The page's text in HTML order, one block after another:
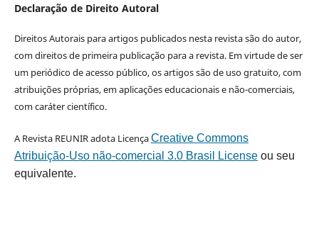
Declaração de Direito Autoral
Direitos Autorais para artigos publicados nesta revista são do autor,
com direitos de primeira publicação para a revista. Em virtude de ser
um periódico de acesso público, os artigos são de uso gratuito, com
atribuições próprias, em aplicações educacionais e não-comerciais,
com caráter científico.
A Revista REUNIR adota LicençaCreative Commons
Atribuição-Uso não-comercial 3.0 Brasil Licenseou seu
equivalente.